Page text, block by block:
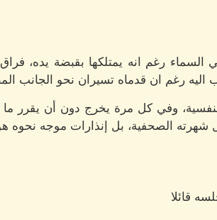
السماء رغم انه يمتلكها بقبضة يده،
رغم ان قدماه تسيران نحو الجانب
وفي كل مرة يخرج دون أن يقرر
الصحفية، بل إنذارات موجه نحوه
قائلا